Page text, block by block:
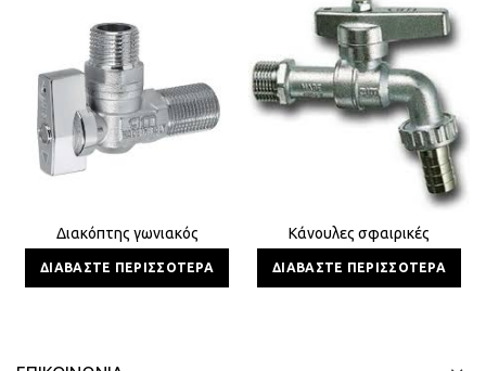
Διακόπτης γωνιακός
ΔΙΑΒΆΣΤΕ ΠΕΡΙΣΣΌΤΕΡΑ
Κάνουλες σφαιρικές
ΔΙΑΒΆΣΤΕ ΠΕΡΙΣΣΌΤΕΡΑ